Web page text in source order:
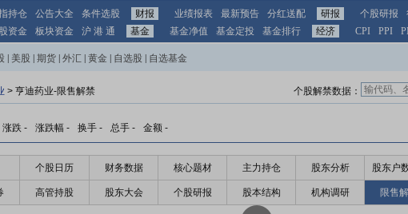
持仓 公告大全 条件选股 财报 业绩报表 最新预告 分红送配 研报 个股研报
资金 板块资金 沪 港 通 基金 基金净值 基金定投 基金排行 经济 CPI PPI
美股 期货 外汇 黄金 自选股 自选基金
> 亨迪药业-限售解禁 个股解禁数据：
涨跌 - 涨跌幅 - 换手 - 总手 - 金额 -
个股日历 财务数据 核心题材 主力持仓 股东分析 股东户
高管持股 股东大会 个股研报 股本结构 机构调研 限售